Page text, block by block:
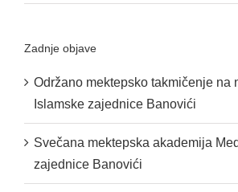
Zadnje objave
Održano mektepsko takmičenje na
Islamske zajednice Banovići
Svečana mektepska akademija
zajednice Banovići